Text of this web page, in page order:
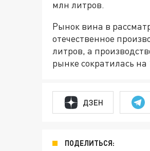
млн литров.
Рынок вина в
отечественное
литров, а
рынке сократилась на
ДЗЕН
ПОДЕЛИТЬСЯ: